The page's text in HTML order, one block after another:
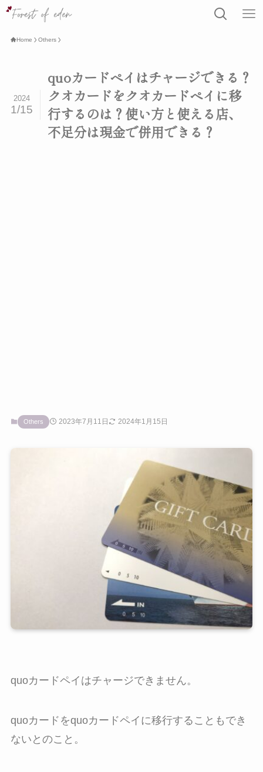
Home Others
quoカードペイはチャージできる？
クオカードをクオカードペイに移
行するのは？使い方と使える店、
不足分は現金で併用できる？
2024
1/15
Others 2023年7月11日 2024年1月15日
quoカードペイはチャージできません。
quoカードをquoカードペイに移行することもでき
ないとのこと。